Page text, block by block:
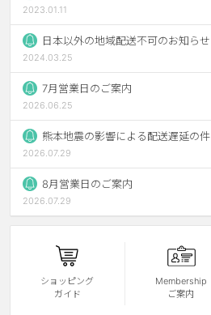
ヘーゼル
グリーン
ブルー
ピンク
透明
ハロウィンカラコン
ケア用品
レビュー
EYEしてる
総合掲示板
2023.01.11
日本以外の地域配送不可のお知らせ
2024.03.25
7月営業日のご案内
2026.06.25
熊本地震の影響による配送遅延の件
2026.07.29
8月営業日のご案内
2026.07.29
ショッピング
ガイド
Membership
ご案内